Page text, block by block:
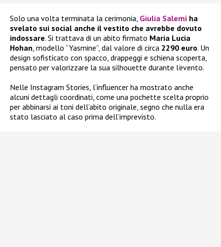
Solo una volta terminata la cerimonia, Giulia Salemi ha
svelato sui social anche il vestito che avrebbe dovuto
indossare. Si trattava di un abito firmato Maria Lucia
Hohan, modello “Yasmine”, dal valore di circa 2290 euro. Un
design sofisticato con spacco, drappeggi e schiena scoperta,
pensato per valorizzare la sua silhouette durante l’evento.
Nelle Instagram Stories, l’influencer ha mostrato anche
alcuni dettagli coordinati, come una pochette scelta proprio
per abbinarsi ai toni dell’abito originale, segno che nulla era
stato lasciato al caso prima dell’imprevisto.